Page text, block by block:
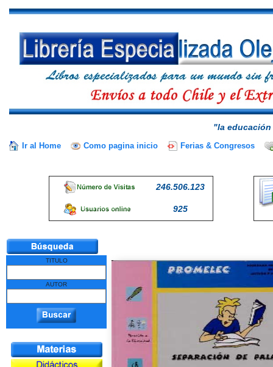
"la
Ir al Home Como pagina inicio Ferias & Congresos
246.506.123
925
TITULO
AUTOR